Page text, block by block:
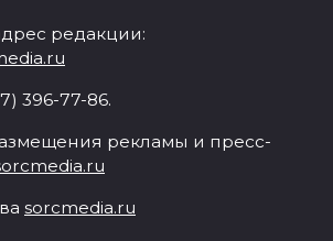
редакции:
396-77-86.
рекламы и пресс-
sorcmedia.ru